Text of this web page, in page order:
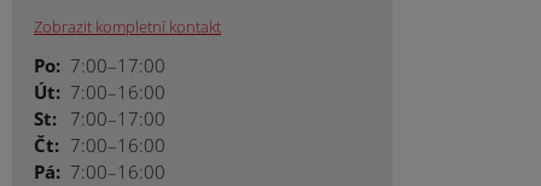
Zobrazit kompletní kontakt
Po: 7:00–17:00
Út: 7:00–16:00
St: 7:00–17:00
Čt: 7:00–16:00
Pá: 7:00–16:00